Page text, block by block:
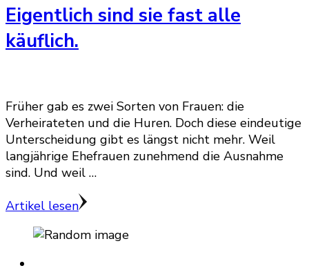
Eigentlich sind sie fast alle
käuflich.
Früher gab es zwei Sorten von Frauen: die
Verheirateten und die Huren. Doch diese eindeutige
Unterscheidung gibt es längst nicht mehr. Weil
langjährige Ehefrauen zunehmend die Ausnahme
sind. Und weil …
Artikel lesen